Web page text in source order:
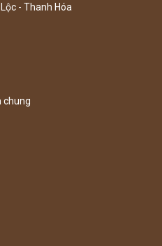
- Thanh Hóa
chung